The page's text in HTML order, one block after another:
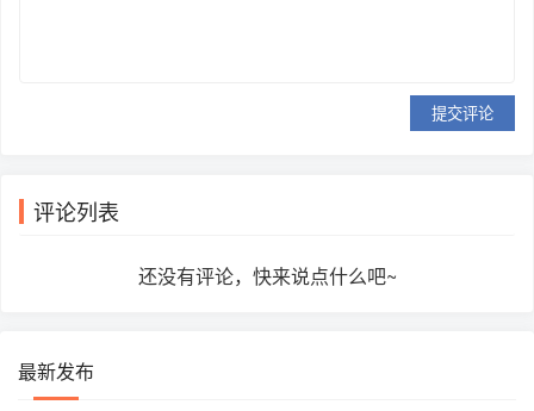
提交评论
评论列表
还没有评论，快来说点什么吧~
最新发布